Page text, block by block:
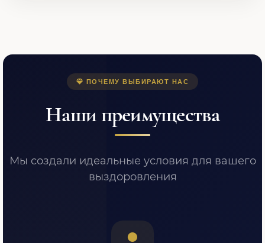
ПОЧЕМУ ВЫБИРАЮТ НАС
Наши преимущества
Мы создали идеальные условия для вашего
выздоровления